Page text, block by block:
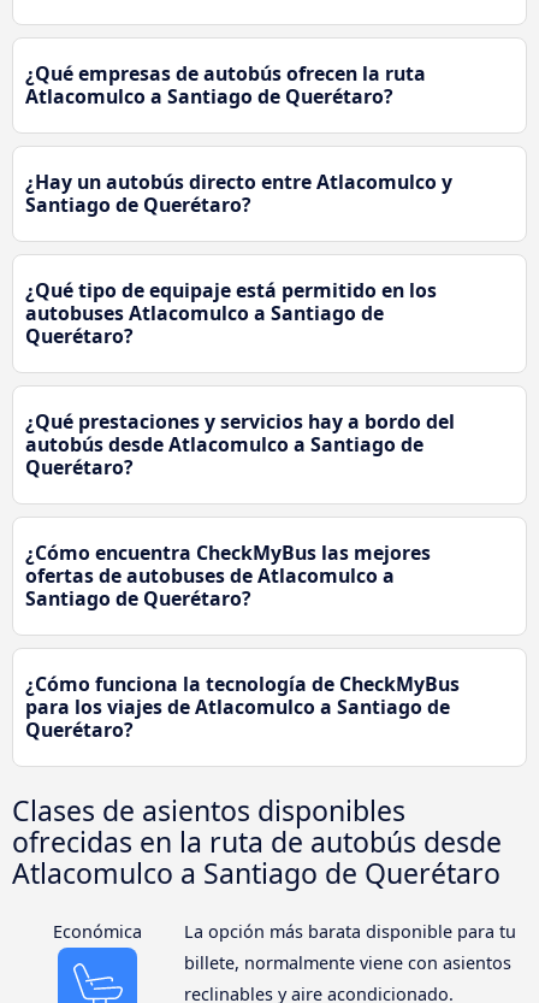
¿Qué empresas de autobús ofrecen la ruta
Atlacomulco a Santiago de Querétaro?
¿Hay un autobús directo entre Atlacomulco y
Santiago de Querétaro?
¿Qué tipo de equipaje está permitido en los
autobuses Atlacomulco a Santiago de
Querétaro?
¿Qué prestaciones y servicios hay a bordo del
autobús desde Atlacomulco a Santiago de
Querétaro?
¿Cómo encuentra CheckMyBus las mejores
ofertas de autobuses de Atlacomulco a
Santiago de Querétaro?
¿Cómo funciona la tecnología de CheckMyBus
para los viajes de Atlacomulco a Santiago de
Querétaro?
Clases de asientos disponibles
ofrecidas en la ruta de autobús desde
Atlacomulco a Santiago de Querétaro
Económica
La opción más barata disponible para tu
billete, normalmente viene con asientos
reclinables y aire acondicionado.